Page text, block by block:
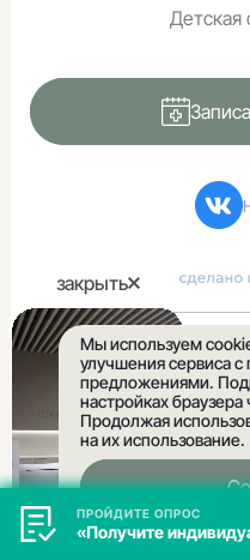
Детская
© Все права
ООО «Семейная
Мы используем
улучшения сервиса
предложениями.
настройках браузера
Продолжая
на их использование.
Введите ваш номер телефона
Нажимая на кнопку, вы
персональных данных
закрыть
ПРОЙДИТЕ ОПРОС
«Получите
ПРОЙДИТЕ ОПРОС
«Получите